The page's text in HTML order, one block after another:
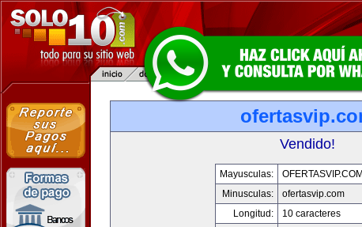
Vendido!
Mayusculas:
OFERTASVIP.COM
Minusculas:
ofertasvip.com
Longitud:
10 caracteres